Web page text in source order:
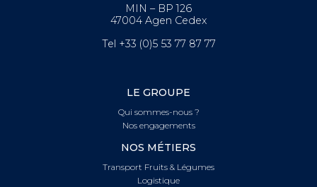
MIN – BP 126
47004 Agen Cedex
Tel +33 (0)5 53 77 87 77
LE GROUPE
Qui sommes-nous ?
Nos engagements
NOS MÉTIERS
Transport Fruits & Légumes
Logistique